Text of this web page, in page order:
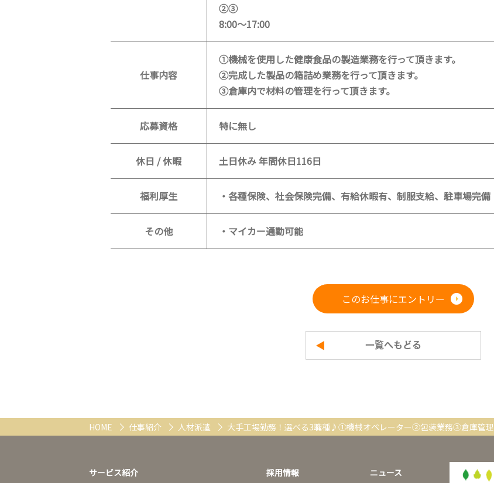
②③
8:00～17:00
仕事内容
①機械を使用した健康食品の製造業務を行って頂きます。
②完成した製品の箱詰め業務を行って頂きます。
③倉庫内で材料の管理を行って頂きます。
応募資格 特に無し
休日 / 休暇 土日休み 年間休日116日
福利厚生 ・各種保険、社会保険完備、有給休暇有、制服支給、駐車場完備
その他 ・マイカー通勤可能
このお仕事にエントリー
一覧へもどる
HOME 仕事紹介 人材派遣 大手工場勤務！選べる3職種♪①機械オペレーター②包装業務③倉庫管理
サービス紹介
採用情報
ニュース